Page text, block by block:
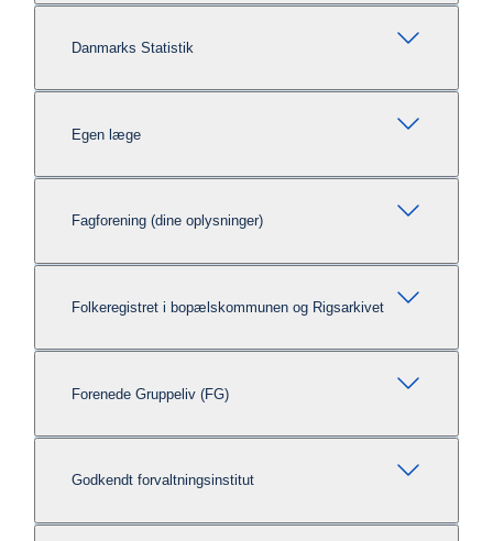
Danmarks Statistik
Egen læge
Fagforening (dine oplysninger)
Folkeregistret i bopælskommunen og Rigsarkivet
Forenede Gruppeliv (FG)
Godkendt forvaltningsinstitut